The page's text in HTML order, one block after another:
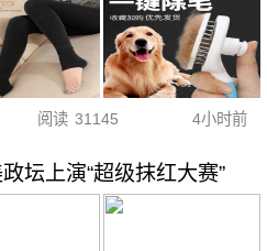
阅读 31145 4小时前
坛上演“超级抹红大赛”